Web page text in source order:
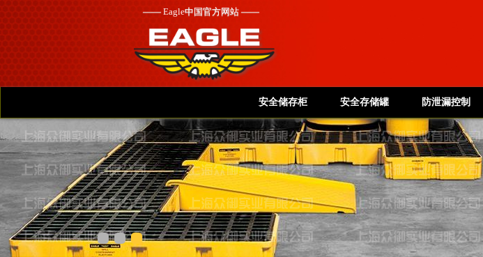
——Eagle中国官方网站 ——
安全储存柜 安全存储罐 防泄漏控制